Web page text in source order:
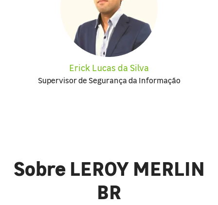
Erick Lucas da Silva
Supervisor de Segurança da Informação
Sobre LEROY MERLIN
BR